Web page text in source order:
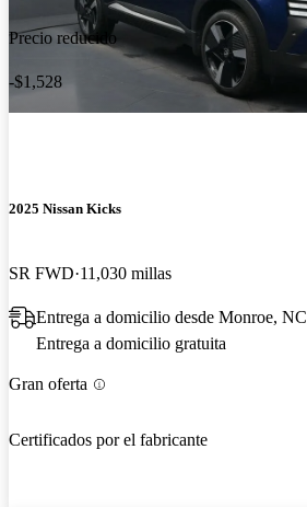
Precio reducido
-$1,528
2025 Nissan Kicks
SR FWD 11,030 millas
Entrega a domicilio desde Monroe, NC
Entrega a domicilio gratuita
Gran oferta
Certificados por el fabricante